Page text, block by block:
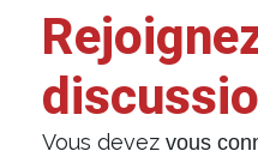
Vous devez vous